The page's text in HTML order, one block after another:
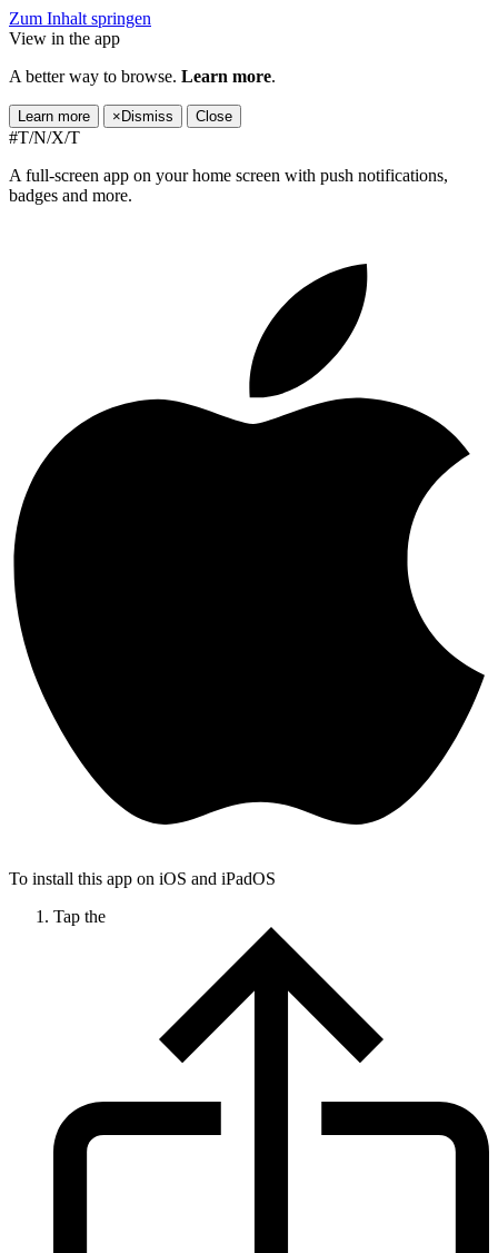
Zum Inhalt springen
View in the app
A better way to browse. Learn more.
Learn more × Dismiss Close
#T/N/X/T
A full-screen app on your home screen with push notifications,
badges and more.
To install this app on iOS and iPadOS
Tap the